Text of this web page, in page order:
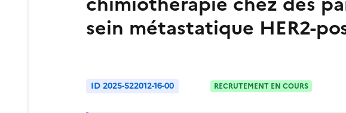
sein métastatique HER2-
ID 2025-522012-16-00 RECRUTEMENT EN COURS